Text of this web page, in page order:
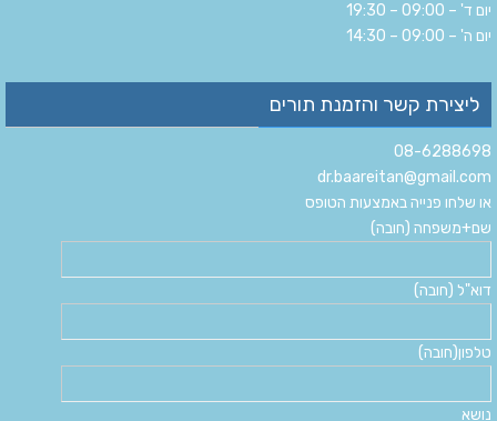
יום ד' – 09:00 – 19:30
יום ה' – 09:00 – 14:30
ליצירת קשר והזמנת תורים
08-6288698
dr.baareitan@gmail.com
או שלחו פנייה באמצעות הטופס
שם+משפחה (חובה)
דוא"ל (חובה)
טלפון(חובה)
נושא